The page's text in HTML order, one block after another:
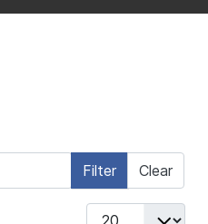
Filter Clear
Display #